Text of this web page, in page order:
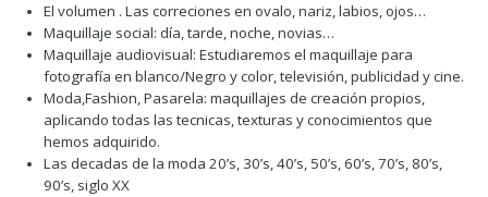
El volumen . Las correciones en ovalo, nariz, labios, ojos…
Maquillaje social: día, tarde, noche, novias…
Maquillaje audiovisual: Estudiaremos el maquillaje para
fotografía en blanco/Negro y color, televisión, publicidad y cine.
Moda,Fashion, Pasarela: maquillajes de creación propios,
aplicando todas las tecnicas, texturas y conocimientos que
hemos adquirido.
Las decadas de la moda 20’s, 30’s, 40’s, 50’s, 60’s, 70’s, 80’s,
90’s, siglo XX